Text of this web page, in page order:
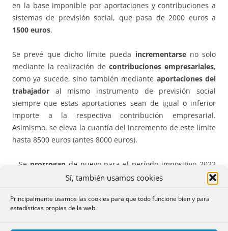
Sí, también usamos cookies
Principalmente usamos las cookies para que todo funcione bien y para
estadísticas propias de la web.
en la base imponible por aportaciones y contribuciones a
sistemas de previsión social, que pasa de 2000 euros a
1500 euros.
Se prevé que dicho límite pueda incrementarseno solo
mediante la realización de contribuciones empresariales,
como ya sucede, sino también mediante aportaciones del
trabajador al mismo instrumento de previsión social
siempre que estas aportaciones sean de igual o inferior
importe a la respectiva contribución empresarial.
Asimismo, se eleva la cuantía del incremento de este límite
hasta 8500 euros (antes 8000 euros).
– Se prorrogande nuevo para el período impositivo 2022
límites cuantitativosque delimitan en el IRPF el ámbito
32ª LIRPF.